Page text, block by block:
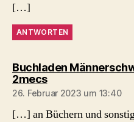
[…]
ANTWORTEN
Buchladen
2mecssagt:
26. Februar 2023 um 13:40
[…] an Büchern und